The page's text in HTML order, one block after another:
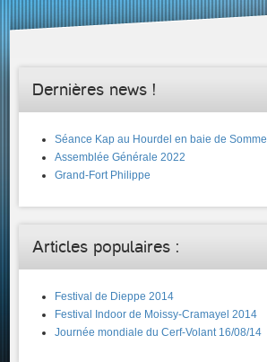
Proposer un nouveau lien !
Dernières news !
Séance Kap au Hourdel en baie de Somme
Assemblée Générale 2022
Grand-Fort Philippe
Articles populaires :
Festival de Dieppe 2014
Festival Indoor de Moissy-Cramayel 2014
Journée mondiale du Cerf-Volant 16/08/14